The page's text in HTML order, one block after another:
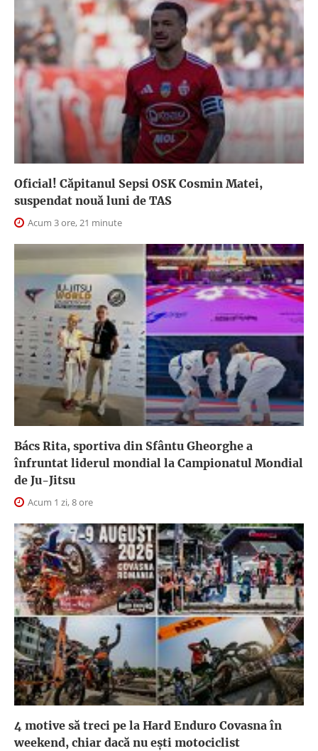
Oficial! Căpitanul Sepsi OSK Cosmin Matei,
suspendat nouă luni de TAS
Acum 3 ore, 21 minute
Bács Rita, sportiva din Sfântu Gheorghe a
înfruntat liderul mondial la Campionatul Mondial
de Ju-Jitsu
Acum 1 zi, 8 ore
4 motive să treci pe la Hard Enduro Covasna în
weekend, chiar dacă nu ești motociclist